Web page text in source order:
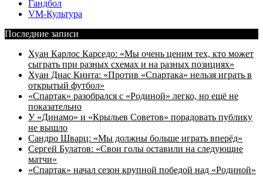
Гандбол
VM-Культура
Последние записи
Хуан Карлос Карседо: «Мы очень ценим тех, кто может
сыграть при разных схемах и на разных позициях»
Хуан Диас Кинта: «Против «Спартака» нельзя играть в
открытый футбол»
«Спартак» разобрался с «Родиной» легко, но ещё не
показательно
У «Динамо» и «Крыльев Советов» порадовать публику
не вышло
Сандро Шварц: «Мы должны больше играть вперёд»
Сергей Булатов: «Свои голы оставили на следующие
матчи»
«Спартак» начал сезон крупной победой над «Родиной»